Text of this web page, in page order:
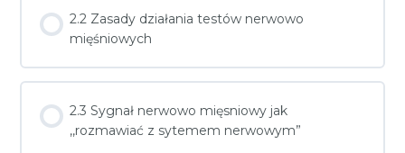
2.2 Zasady działania testów nerwowo
mięśniowych
2.3 Sygnał nerwowo mięsniowy jak
,,rozmawiać z sytemem nerwowym”